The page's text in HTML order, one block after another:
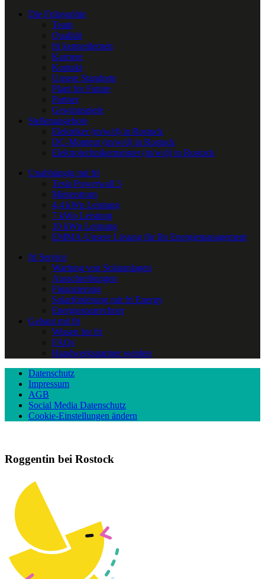
Die Frilosophie
Team
Qualität
fri kennenlernen
Karriere
Kontakt
Unsere Standorte
Plant for Future
Partner
Gewinnspiele
Stellenangebote
Elektriker (m/w/d) in Rostock
DC-Monteur (m/w/d) in Rostock
Elektrotechnikermeister (m/w/d) in Rostock
Unabhängig mit fri
Tesla Powerwall 3
Mieterstrom
4,4 kWp Leistung
7 kWp Leistung
10 kWp Leistung
EMMA-Unsere Lösung für Ihr Energiemanagement
fri Service
Wartung von Solaranlagen
Ausschreibungen
Finanzierung
Solarförderung mit fri Energy
Energiesparrechner
Gebaut mit fri
Wissen for fri
FAQs
Handwerkspartner werden
Datenschutz
Impressum
AGB
Social Media Datenschutz
Cookie-Einstellungen ändern
Roggentin bei Rostock